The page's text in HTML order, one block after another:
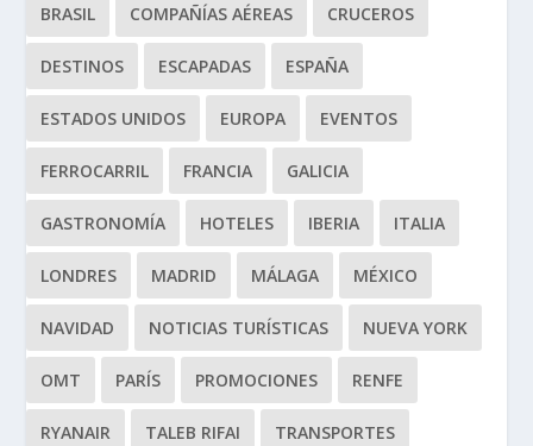
BRASIL COMPAÑÍAS AÉREAS CRUCEROS
DESTINOS ESCAPADAS ESPAÑA
ESTADOS UNIDOS EUROPA EVENTOS
FERROCARRIL FRANCIA GALICIA
GASTRONOMÍA HOTELES IBERIA ITALIA
LONDRES MADRID MÁLAGA MÉXICO
NAVIDAD NOTICIAS TURÍSTICAS NUEVA YORK
OMT PARÍS PROMOCIONES RENFE
RYANAIR TALEB RIFAI TRANSPORTES